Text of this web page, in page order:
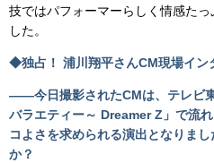
技ではパフォーマーらしく情感た
した。
◆独占！ 浦川翔平さんCM現場イン
――今日撮影されたCMは、テレビ
バラエティー～ Dreamer Z」で流
コよさを求められる演出となりま
か？